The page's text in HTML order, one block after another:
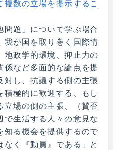
数の立場を提示するこ
問題」について学ぶ場合
我が国を取り巻く国際情
地政学的環境、抑止力の
係など多面的な論点を提
対し、抗議する側の主張
積極的に歓迎する、もし
立場の側の主張、（賛否
で生活する人々の意見な
知る機会を提供するので
なく『動員』である」と